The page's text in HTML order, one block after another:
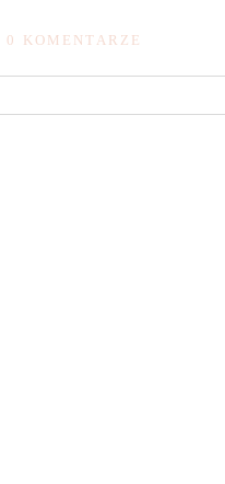
0 KOMENTARZE